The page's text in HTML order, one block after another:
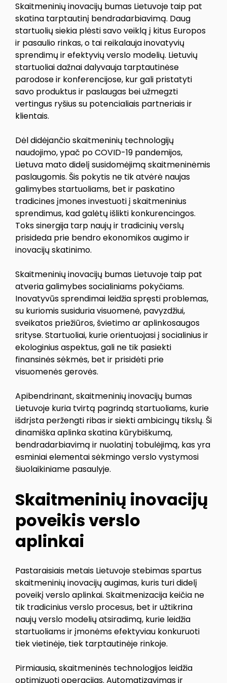
Skaitmeninių inovacijų bumas Lietuvoje taip pat
skatina tarptautinį bendradarbiavimą. Daug
startuolių siekia plėsti savo veiklą į kitus Europos
ir pasaulio rinkas, o tai reikalauja inovatyvių
sprendimų ir efektyvių verslo modelių. Lietuvių
startuoliai dažnai dalyvauja tarptautinėse
parodose ir konferencijose, kur gali pristatyti
savo produktus ir paslaugas bei užmegzti
vertingus ryšius su potencialiais partneriais ir
klientais.
Dėl didėjančio skaitmeninių technologijų
naudojimo, ypač po COVID-19 pandemijos,
Lietuva mato didelį susidomėjimą skaitmeninėmis
paslaugomis. Šis pokytis ne tik atvėrė naujas
galimybes startuoliams, bet ir paskatino
tradicines įmones investuoti į skaitmeninius
sprendimus, kad galėtų išlikti konkurencingos.
Toks sinergija tarp naujų ir tradicinių verslų
prisideda prie bendro ekonomikos augimo ir
inovacijų skatinimo.
Skaitmeninių inovacijų bumas Lietuvoje taip pat
atveria galimybes socialiniams pokyčiams.
Inovatyvūs sprendimai leidžia spręsti problemas,
su kuriomis susiduria visuomenė, pavyzdžiui,
sveikatos priežiūros, švietimo ar aplinkosaugos
srityse. Startuoliai, kurie orientuojasi į socialinius ir
ekologinius aspektus, gali ne tik pasiekti
finansinės sėkmės, bet ir prisidėti prie
visuomenės gerovės.
Apibendrinant, skaitmeninių inovacijų bumas
Lietuvoje kuria tvirtą pagrindą startuoliams, kurie
išdrįsta peržengti ribas ir siekti ambicingų tikslų. Ši
dinamiška aplinka skatina kūrybiškumą,
bendradarbiavimą ir nuolatinį tobulėjimą, kas yra
esminiai elementai sėkmingo verslo vystymosi
šiuolaikiniame pasaulyje.
Skaitmeninių inovacijų
poveikis verslo
aplinkai
Pastaraisiais metais Lietuvoje stebimas spartus
skaitmeninių inovacijų augimas, kuris turi didelį
poveikį verslo aplinkai. Skaitmenizacija keičia ne
tik tradicinius verslo procesus, bet ir užtikrina
naujų verslo modelių atsiradimą, kurie leidžia
startuoliams ir įmonėms efektyviau konkuruoti
tiek vietinėje, tiek tarptautinėje rinkoje.
Pirmiausia, skaitmeninės technologijos leidžia
optimizuoti operacijas. Automatizavimas ir